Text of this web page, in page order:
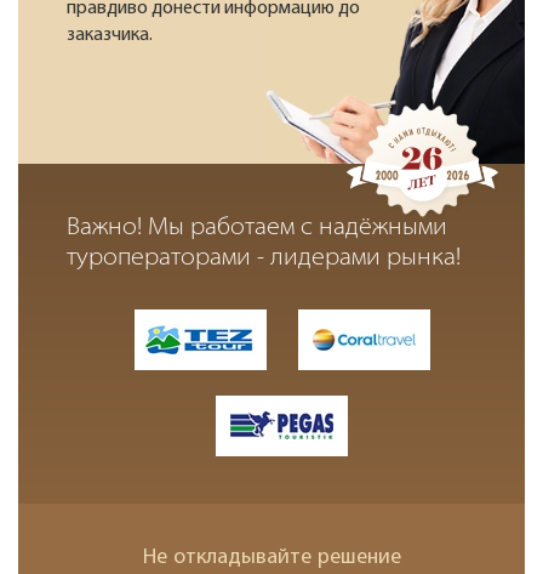
правдиво донести информацию до
заказчика.
Важно! Мы работаем с надёжными
туроператорами - лидерами рынка!
Не откладывайте решение